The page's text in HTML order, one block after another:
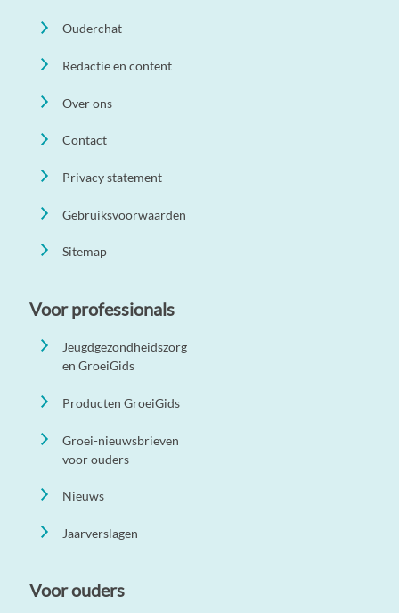
Ouderchat
Redactie en content
Over ons
Contact
Privacy statement
Gebruiksvoorwaarden
Sitemap
Voor professionals
Jeugdgezondheidszorg
en GroeiGids
Producten GroeiGids
Groei-nieuwsbrieven
voor ouders
Nieuws
Jaarverslagen
Voor ouders